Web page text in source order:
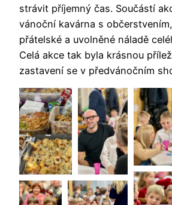
strávit příjemný čas. Součástí
vánoční kavárna s
přátelské a uvolněné náladě
Celá akce tak byla krásnou
zastavení se v předvánočním